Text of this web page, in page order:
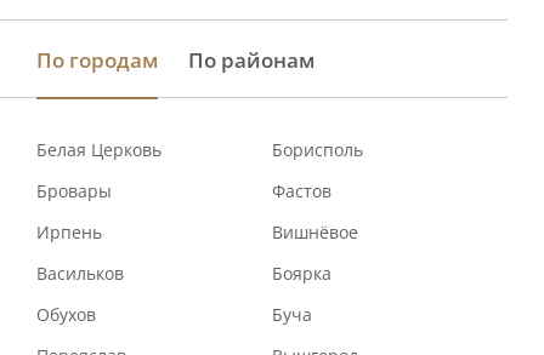
По городам По районам
Белая Церковь
Борисполь
Бровары
Фастов
Ирпень
Вишнёвое
Васильков
Боярка
Обухов
Буча